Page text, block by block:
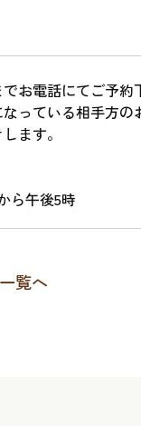
お電話にてご予約
っている相手方
ます。
ら午後5時
一覧へ